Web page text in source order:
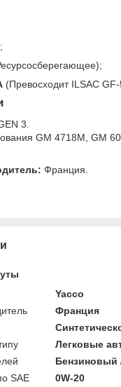
(Превосходит ILSAC GF-
3.
GM 4718M, GM
Франция.
Yacco
Франция
Легковые
Бензиновый
SAE
0W-20